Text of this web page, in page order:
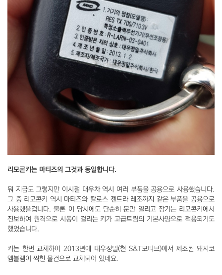
리모콘키는 마티즈의 그것과 동일합니다.
뭐 지금도 그렇지만 이시절 대우차 역시 여러 부품을 공용으로 사용했습니다.
그 중 리모콘키 역시 마티즈와 칼로스 젠트라 레조까지 같은 부품을 공용으로
사용했을겁니다. 물론 이 당시에도 단순히 문만 열리고 잠기는 리모콘키에서
진보하여 원격으로 시동이 걸리는 키가 고급트림의 기본사양으로 적용되기도
했었습니다.
키는 한번 교체하여 2013년에 대우정밀(현 S&T모티브)에서 제조된 돼지코
엠블렘이 찍힌 물건으로 교체되어 있네요.